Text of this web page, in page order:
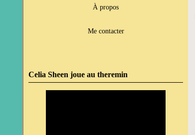
À propos
Me contacter
Celia Sheen joue au theremin